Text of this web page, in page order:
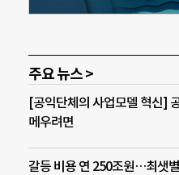
주요 뉴스 >
[공익단체의 사업모델 혁신]
메우려면
갈등 비용 연 250조원…최샛